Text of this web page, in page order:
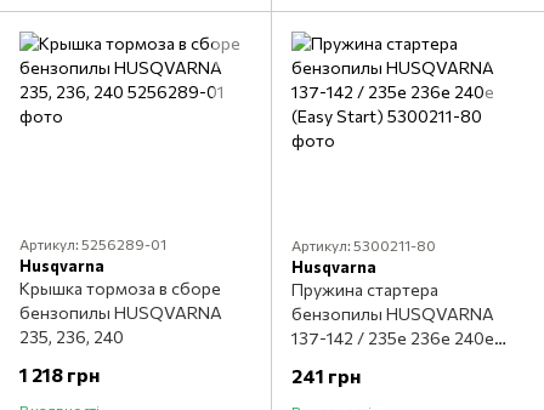
Артикул: 5256289-01
Husqvarna
Крышка тормоза в сборе
бензопилы HUSQVARNA
235, 236, 240
1 218 грн
Артикул: 5300211-80
Husqvarna
Пружина стартера
бензопилы HUSQVARNA
137-142 / 235е 236е 240е
241 грн